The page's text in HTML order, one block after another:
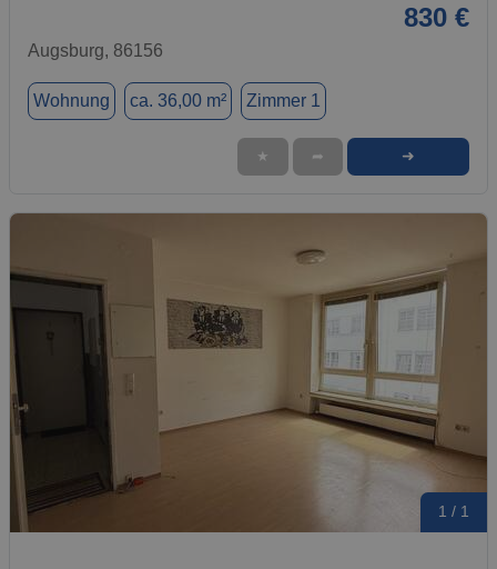
830 €
Augsburg, 86156
Wohnung ca. 36,00 m² Zimmer 1
★ ➦ ➜
1 / 1